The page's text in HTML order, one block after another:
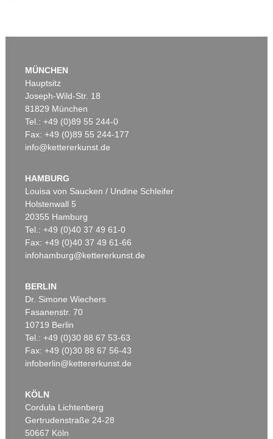
MÜNCHEN
Hauptsitz
Joseph-Wild-Str. 18
81829 München
Tel.: +49 (0)89 55 244-0
Fax: +49 (0)89 55 244-177
info@kettererkunst.de
HAMBURG
Louisa von Saucken / Undine Schleifer
Holstenwall 5
20355 Hamburg
Tel.: +49 (0)40 37 49 61-0
Fax: +49 (0)40 37 49 61-66
infohamburg@kettererkunst.de
BERLIN
Dr. Simone Wiechers
Fasanenstr. 70
10719 Berlin
Tel.: +49 (0)30 88 67 53-63
Fax: +49 (0)30 88 67 56-43
infoberlin@kettererkunst.de
KÖLN
Cordula Lichtenberg
Gertrudenstraße 24-28
50667 Köln